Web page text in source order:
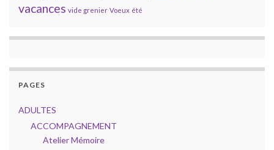
vacances vide grenier Voeux été
PAGES
ADULTES
ACCOMPAGNEMENT
Atelier Mémoire